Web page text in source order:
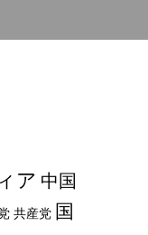
ア 中国
共産党 国